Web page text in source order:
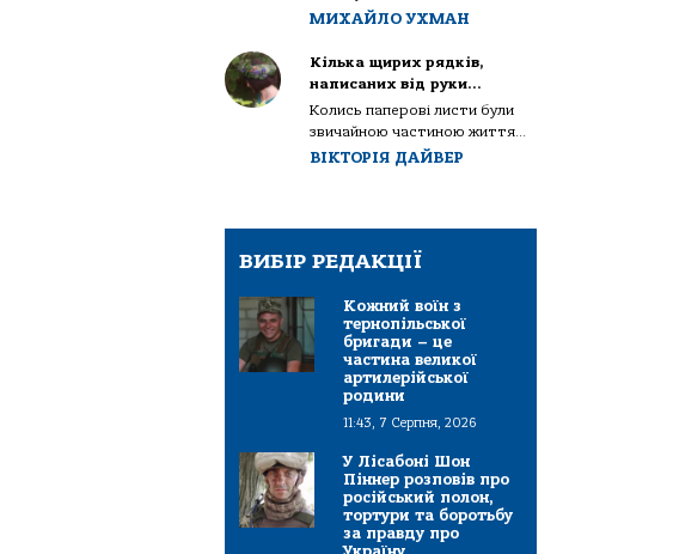
МИХАЙЛО УХМАН
Кілька щирих рядків,
написаних від руки…
Колись паперові листи були
звичайною частиною життя...
ВІКТОРІЯ ДАЙВЕР
ВИБІР РЕДАКЦІЇ
Кожний воїн з
тернопільської
бригади – це
частина великої
артилерійської
родини
11:43, 7 Серпня, 2026
У Лісабоні Шон
Піннер розповів про
російський полон,
тортури та боротьбу
за правду про